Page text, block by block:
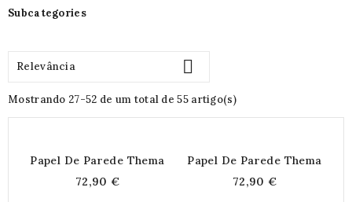
Subcategories
Relevância 
Mostrando 27-52 de um total de 55 artigo(s)
Papel De Parede Thema
72,90 €
Papel De Parede Thema
72,90 €